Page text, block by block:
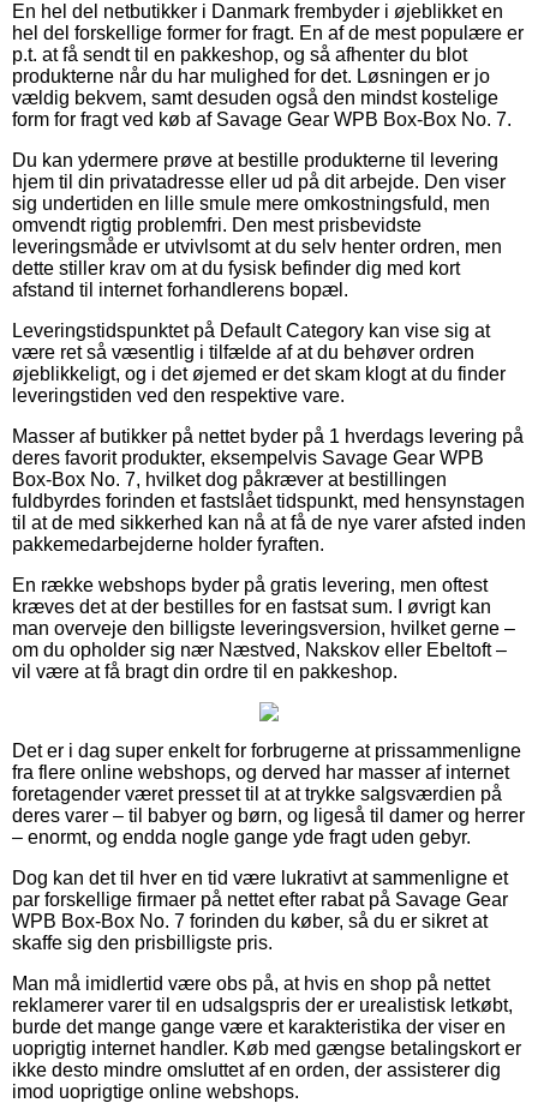
En hel del netbutikker i Danmark frembyder i øjeblikket en
hel del forskellige former for fragt. En af de mest populære er
p.t. at få sendt til en pakkeshop, og så afhenter du blot
produkterne når du har mulighed for det. Løsningen er jo
vældig bekvem, samt desuden også den mindst kostelige
form for fragt ved køb af Savage Gear WPB Box-Box No. 7.
Du kan ydermere prøve at bestille produkterne til levering
hjem til din privatadresse eller ud på dit arbejde. Den viser
sig undertiden en lille smule mere omkostningsfuld, men
omvendt rigtig problemfri. Den mest prisbevidste
leveringsmåde er utvivlsomt at du selv henter ordren, men
dette stiller krav om at du fysisk befinder dig med kort
afstand til internet forhandlerens bopæl.
Leveringstidspunktet på Default Category kan vise sig at
være ret så væsentlig i tilfælde af at du behøver ordren
øjeblikkeligt, og i det øjemed er det skam klogt at du finder
leveringstiden ved den respektive vare.
Masser af butikker på nettet byder på 1 hverdags levering på
deres favorit produkter, eksempelvis Savage Gear WPB
Box-Box No. 7, hvilket dog påkræver at bestillingen
fuldbyrdes forinden et fastslået tidspunkt, med hensynstagen
til at de med sikkerhed kan nå at få de nye varer afsted inden
pakkemedarbejderne holder fyraften.
En række webshops byder på gratis levering, men oftest
kræves det at der bestilles for en fastsat sum. I øvrigt kan
man overveje den billigste leveringsversion, hvilket gerne –
om du opholder sig nær Næstved, Nakskov eller Ebeltoft –
vil være at få bragt din ordre til en pakkeshop.
Det er i dag super enkelt for forbrugerne at prissammenligne
fra flere online webshops, og derved har masser af internet
foretagender været presset til at at trykke salgsværdien på
deres varer – til babyer og børn, og ligeså til damer og herrer
– enormt, og endda nogle gange yde fragt uden gebyr.
Dog kan det til hver en tid være lukrativt at sammenligne et
par forskellige firmaer på nettet efter rabat på Savage Gear
WPB Box-Box No. 7 forinden du køber, så du er sikret at
skaffe sig den prisbilligste pris.
Man må imidlertid være obs på, at hvis en shop på nettet
reklamerer varer til en udsalgspris der er urealistisk letkøbt,
burde det mange gange være et karakteristika der viser en
uoprigtig internet handler. Køb med gængse betalingskort er
ikke desto mindre omsluttet af en orden, der assisterer dig
imod uoprigtige online webshops.